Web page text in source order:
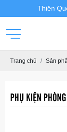
Thiên
Trang chủ Sản
PHỤ KIỆN